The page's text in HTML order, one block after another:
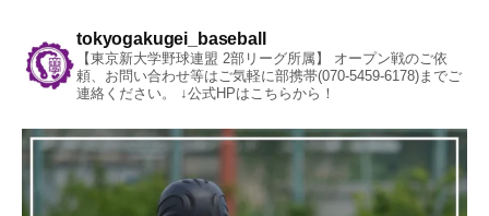
tokyogakugei_baseball
【東京新大学野球連盟 2部リーグ所属】
オープン戦のご依
頼、お問い合わせ等はご気軽に部携帯(070-5459-6178)までご
連絡ください。
↓公式HPはこちらから！